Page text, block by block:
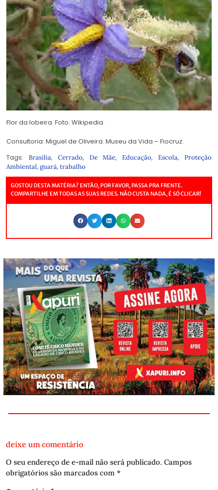
Flor da lobeira. Foto: Wikipedia.
Consultoria: Miguel de Oliveira. Museu da Vida – Fiocruz.
Tags: Brasília, Cerrado, De Mãe,Educação,Escola,Proteção
Ambiental, guará, trabalho
GOSTOU DESTA MATÉRIA? ENTÃO, POR FAVOR, PASSA PRA FRENTE.
COMPARTILHE EM TODAS AS SUAS REDES. NÃO CUSTA NADA, É SÓ CLICAR!
deixe um comentário
O seu endereço de e-mail não será publicado. Campos
obrigatórios são marcados com *